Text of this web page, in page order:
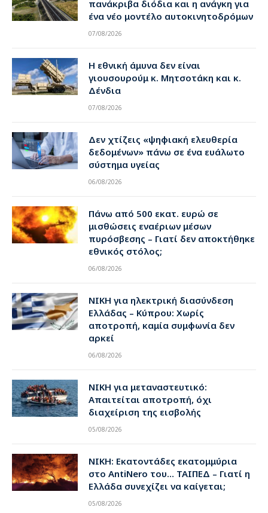
πανάκριβα διόδια και η ανάγκη για
ένα νέο μοντέλο αυτοκινητοδρόμων
07/08/2026
Η εθνική άμυνα δεν είναι
γιουσουρούμ κ. Μητσοτάκη και κ.
Δένδια
07/08/2026
Δεν χτίζεις «ψηφιακή ελευθερία
δεδομένων» πάνω σε ένα ευάλωτο
σύστημα υγείας
06/08/2026
Πάνω από 500 εκατ. ευρώ σε
μισθώσεις εναέριων μέσων
πυρόσβεσης – Γιατί δεν αποκτήθηκε
εθνικός στόλος;
06/08/2026
ΝΙΚΗ για ηλεκτρική διασύνδεση
Ελλάδας – Κύπρου: Χωρίς
αποτροπή, καμία συμφωνία δεν
αρκεί
06/08/2026
ΝΙΚΗ για μεταναστευτικό:
Απαιτείται αποτροπή, όχι
διαχείριση της εισβολής
05/08/2026
ΝΙΚΗ: Εκατοντάδες εκατομμύρια
στο AntiNero του… ΤΑΙΠΕΔ – Γιατί η
Ελλάδα συνεχίζει να καίγεται;
05/08/2026